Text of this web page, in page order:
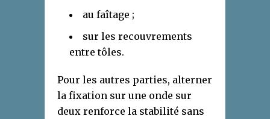
au faîtage ;
sur les recouvrements
entre tôles.
Pour les autres parties, alterner
la fixation sur une onde sur
deux renforce la stabilité sans